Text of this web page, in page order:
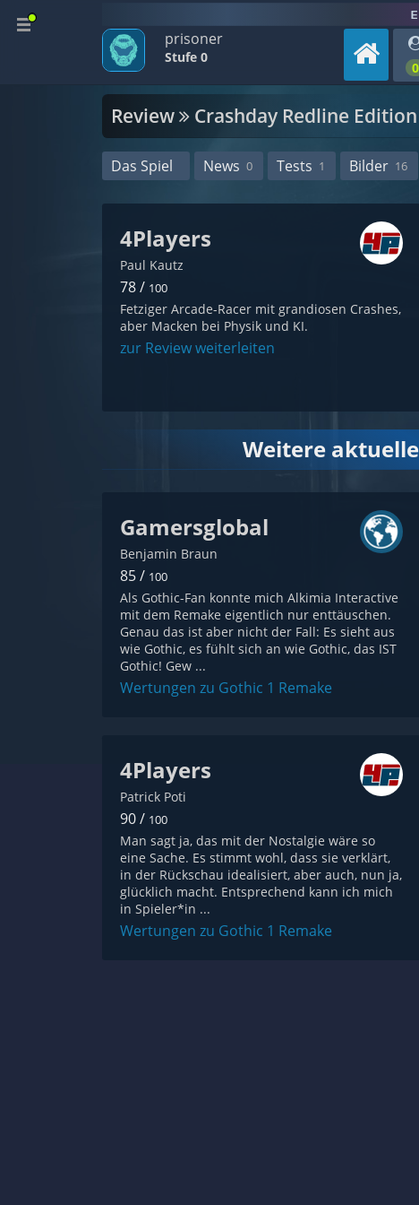
prisoner
Stufe 0
0
Review Crashday Redline Edition
Das Spiel News 0 Tests 1 Bilder 16
4Players
Paul Kautz
78 / 100
Fetziger Arcade-Racer mit grandiosen Crashes,
aber Macken bei Physik und KI.
zur Review weiterleiten
Weitere
Gamersglobal
Benjamin Braun
85 / 100
Als Gothic-Fan konnte mich Alkimia Interactive
mit dem Remake eigentlich nur enttäuschen.
Genau das ist aber nicht der Fall: Es sieht aus
wie Gothic, es fühlt sich an wie Gothic, das IST
Gothic! Gew ...
Wertungen zu Gothic 1 Remake
4Players
Patrick Poti
90 / 100
Man sagt ja, das mit der Nostalgie wäre so
eine Sache. Es stimmt wohl, dass sie verklärt,
in der Rückschau idealisiert, aber auch, nun ja,
glücklich macht. Entsprechend kann ich mich
in Spieler*in ...
Wertungen zu Gothic 1 Remake